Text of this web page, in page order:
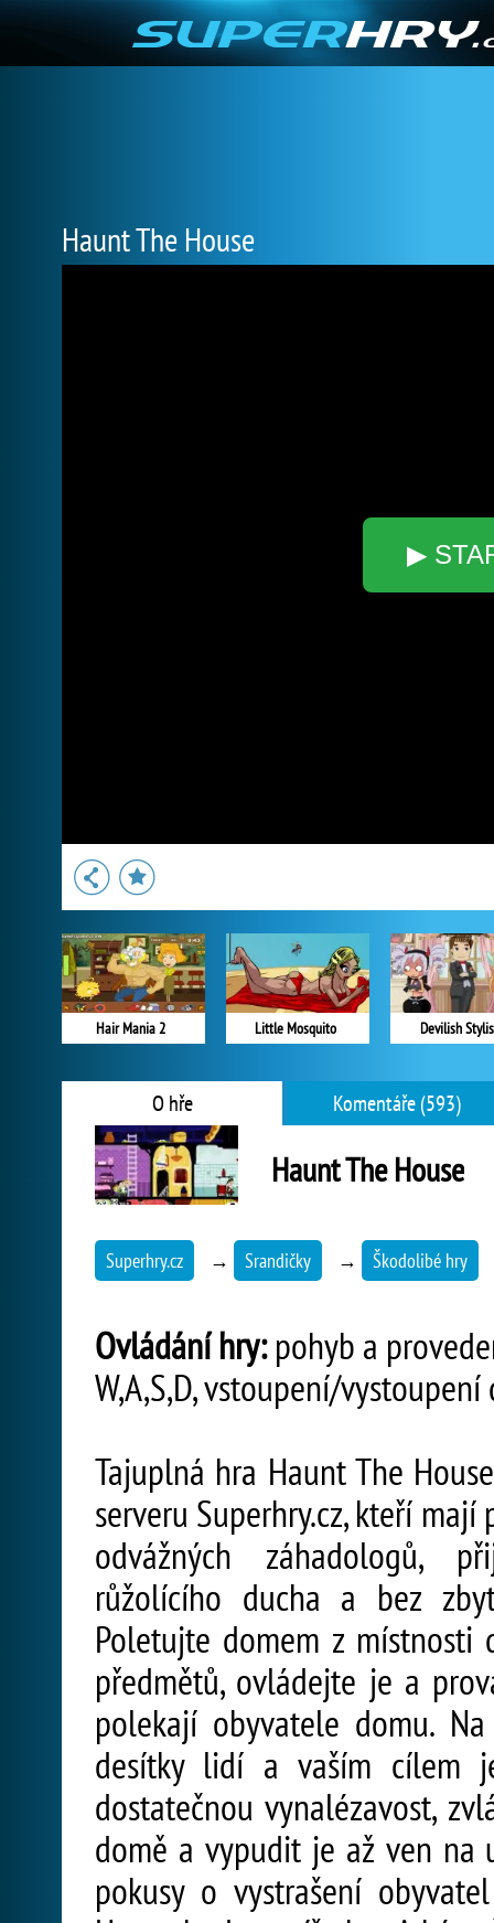
Haunt The House
▶
Hair Mania 2 Little Mosquito Devilish
O hře Komentáře (593)
Haunt The House
Superhry.cz → Srandičky → Škodolibé hry
Ovládání hry:pohyb a
W,A,S,D, vstoupení/
Tajuplná hra Haunt The
serveru Superhry.cz, kteří
odvážných záhadologů,
růžolícího ducha a bez
Poletujte domem z
předmětů, ovládejte je a
polekají obyvatele domu.
desítky lidí a vaším cílem
dostatečnou vynalézavost,
domě a vypudit je až ven na
pokusy o vystrašení